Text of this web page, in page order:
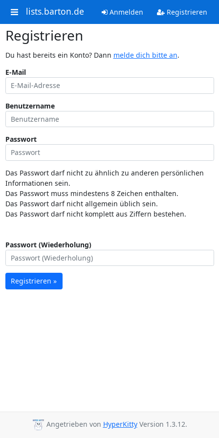
lists.barton.de Anmelden Registrieren
Registrieren
Du hast bereits ein Konto? Dann melde dich bitte an.
E-Mail
Benutzername
Passwort
Das Passwort darf nicht zu ähnlich zu anderen persönlichen
Informationen sein.
Das Passwort muss mindestens 8 Zeichen enthalten.
Das Passwort darf nicht allgemein üblich sein.
Das Passwort darf nicht komplett aus Ziffern bestehen.
Passwort (Wiederholung)
Registrieren »
Angetrieben von HyperKittyVersion 1.3.12.